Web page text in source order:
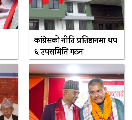
कांग्रेसको नीति प्रतिष्ठानमा थप
६ उपसमिति गठन